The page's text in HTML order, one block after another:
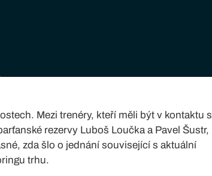
Mezi trenéry, kteří měli být v kontaktu s
rezervy Luboš Loučka a Pavel Šustr,
zda šlo o jednání související s aktuální
trhu.